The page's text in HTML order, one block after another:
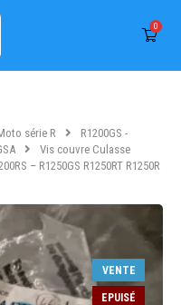
0
série R
R1200GS -
Vis couvre Culasse
– R1250GS R1250RT R1250R
VENTE
EPUISÉ